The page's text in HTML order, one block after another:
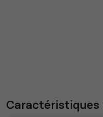
Caractéristiques